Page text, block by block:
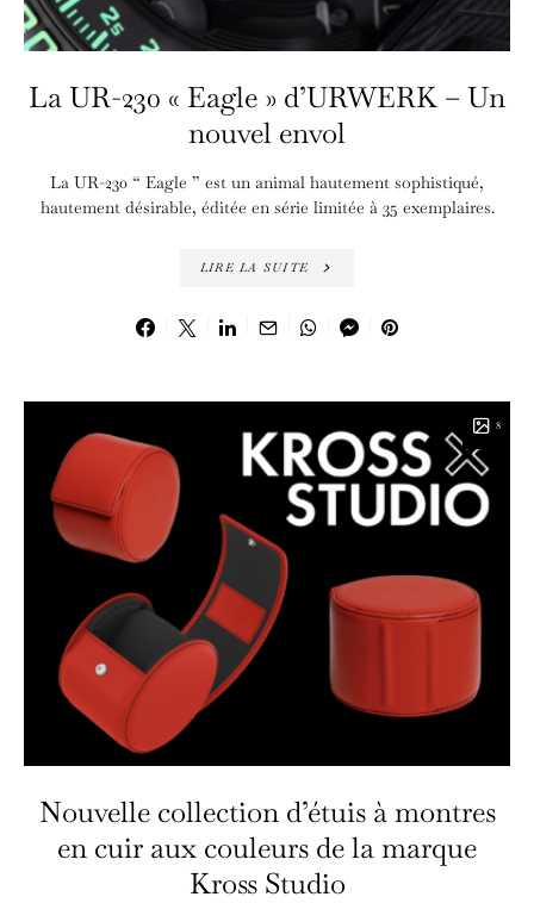
La UR-230 « Eagle » d’URWERK – Un
nouvel envol
La UR-230 “ Eagle ” est un animal hautement sophistiqué,
hautement désirable, éditée en série limitée à 35 exemplaires.
LIRE LA SUITE
8
Nouvelle collection d’étuis à montres
en cuir aux couleurs de la marque
Kross Studio